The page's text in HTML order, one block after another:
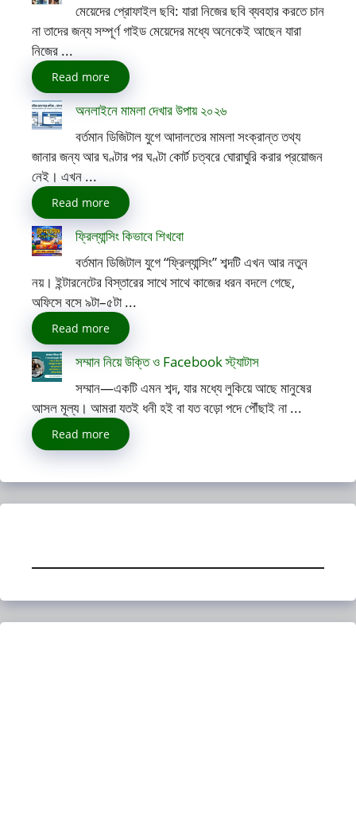
মেয়েদের প্রোফাইল ছবি: যারা নিজের ছবি ব্যবহার করতে চান
না তাদের জন্য সম্পূর্ণ গাইড মেয়েদের মধ্যে অনেকেই আছেন যারা
নিজের ...
Read more
অনলাইনে মামলা দেখার উপায় ২০২৬
বর্তমান ডিজিটাল যুগে আদালতের মামলা সংক্রান্ত তথ্য
জানার জন্য আর ঘণ্টার পর ঘণ্টা কোর্ট চত্বরে ঘোরাঘুরি করার প্রয়োজন
নেই। এখন ...
Read more
ফ্রিল্যান্সিং কিভাবে শিখবো
বর্তমান ডিজিটাল যুগে “ফ্রিল্যান্সিং” শব্দটি এখন আর নতুন
নয়। ইন্টারনেটের বিস্তারের সাথে সাথে কাজের ধরন বদলে গেছে,
অফিসে বসে ৯টা–৫টা ...
Read more
সম্মান নিয়ে উক্তি ও Facebook স্ট্যাটাস
সম্মান—একটি এমন শব্দ, যার মধ্যে লুকিয়ে আছে মানুষের
আসল মূল্য। আমরা যতই ধনী হই বা যত বড়ো পদে পৌঁছাই না ...
Read more